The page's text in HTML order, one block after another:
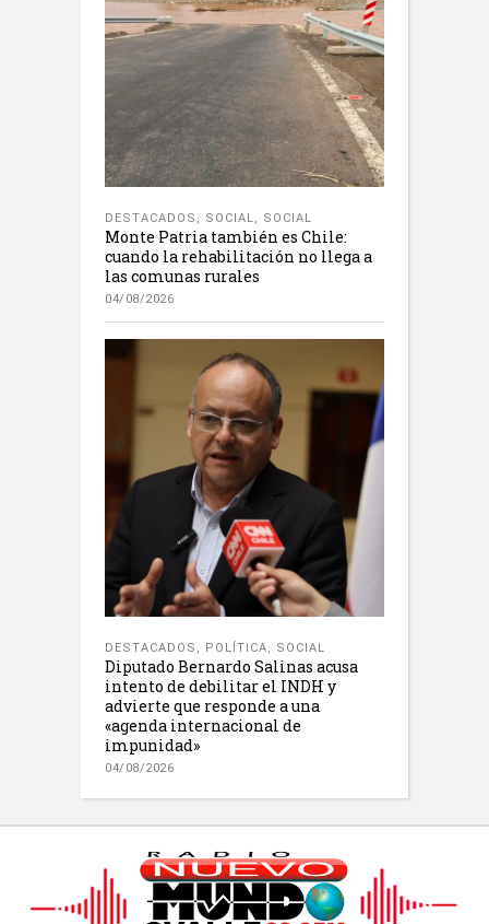
DESTACADOS , SOCIAL, SOCIAL
Monte Patria también es Chile:
cuando la rehabilitación no llega a
las comunas rurales
04/08/2026
DESTACADOS , POLÍTICA, SOCIAL
Diputado Bernardo Salinas acusa
intento de debilitar el INDH y
advierte que responde a una
«agenda internacional de
impunidad»
04/08/2026